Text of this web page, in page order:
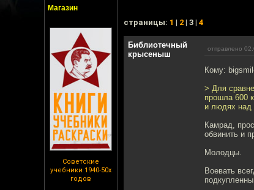
Магазин
Советские
учебники 1940-50х
годов
cтраницы: 1 | 2 | 3 | 4
Библиотечный
крысеныш
отправлено
Кому:
> Для
прошла 600
и людях над
Камрад,
обвинить и
Молодцы.
Воевать